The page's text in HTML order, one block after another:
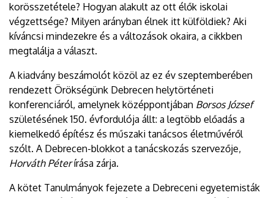
korösszetétele? Hogyan alakult az ott élők iskolai
végzettsége? Milyen arányban élnek itt külföldiek? Aki
kíváncsi mindezekre és a változások okaira, a cikkben
megtalálja a választ.
A kiadvány beszámolót közöl az ez év szeptemberében
rendezett Örökségünk Debrecen helytörténeti
konferenciáról, amelynek középpontjában Borsos József
születésének 150. évfordulója állt: a legtöbb előadás a
kiemelkedő építész és műszaki tanácsos életművéről
szólt. A Debrecen-blokkot a tanácskozás szervezője,
Horváth Péterírása zárja.
A kötet Tanulmányok fejezete a Debreceni egyetemisták